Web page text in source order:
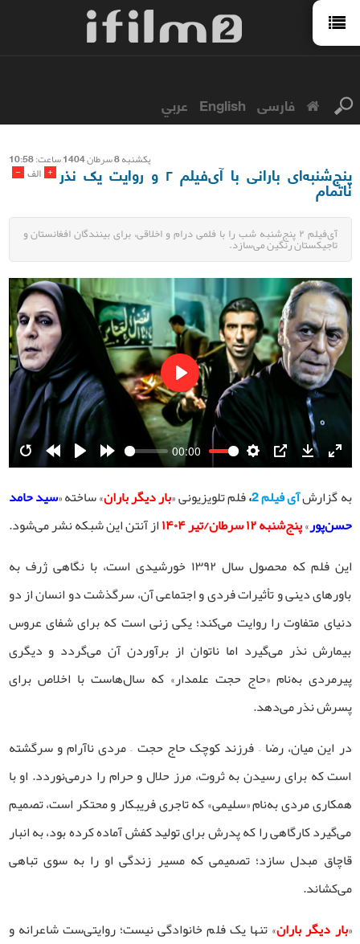
فارسی English عربي
يكشنبه 8 سرطان 1404 ساعت: 10:58
- الف + پنج‌شنبه‌ای بارانی با آی‌فیلم ۲ و روایت یک نذر
ناتمام
آی‌فیلم ۲ پنج‌شنبه شب را با فلمی درام و اخلاقی، برای بینندگان افغانستان و
تاجیکستان رنگین می‌سازد.
RestartRewindPlay Forward
00:00
Settings
PIP Download
Play
به گزارشآی فیلم 2 ،فلم تلویزیونی «بار دیگر باران» ساخته «سید حامد
حسن‌پور»پنج‌شنبه ۱۲ سرطان/تیر ۱۴۰۴
از آنتن این شبکه نشر می‌شود.
این فلم که محصول سال ۱۳۹۲ خورشیدی است، با نگاهی ژرف به
باورهای دینی و تأثیرات فردی و اجتماعی آن، سرگذشت دو انسان از دو
دنیای متفاوت را روایت می‌کند؛ یکی زنی است که برای شفای عروس
بیمارش نذر می‌گیرد اما ناتوان از برآوردن آن می‌گردد و دیگری
پیرمردی به‌نام «حاج حجت علمدار» که سال‌هاست با اخلاص برای
پسرش نذر می‌دهد.
در این میان، رضا – فرزند کوچک حاج حجت – مردی ناآرام و سرگشته
است که برای رسیدن به ثروت، مرز حلال و حرام را درمی‌نوردد. او با
همکاری مردی به‌نام «سلیمی» که تاجری فریبکار و محتکر است، تصمیم
می‌گیرد کارگاهی را که پدرش برای تولید کفش آماده کرده بود، به انبار
قاچاق مبدل سازد؛ تصمیمی که مسیر زندگی او را به سوی تباهی
می‌کشاند.
«بار دیگر باران» تنها یک فلم خانوادگی نیست؛ روایتی‌ست شاعرانه و